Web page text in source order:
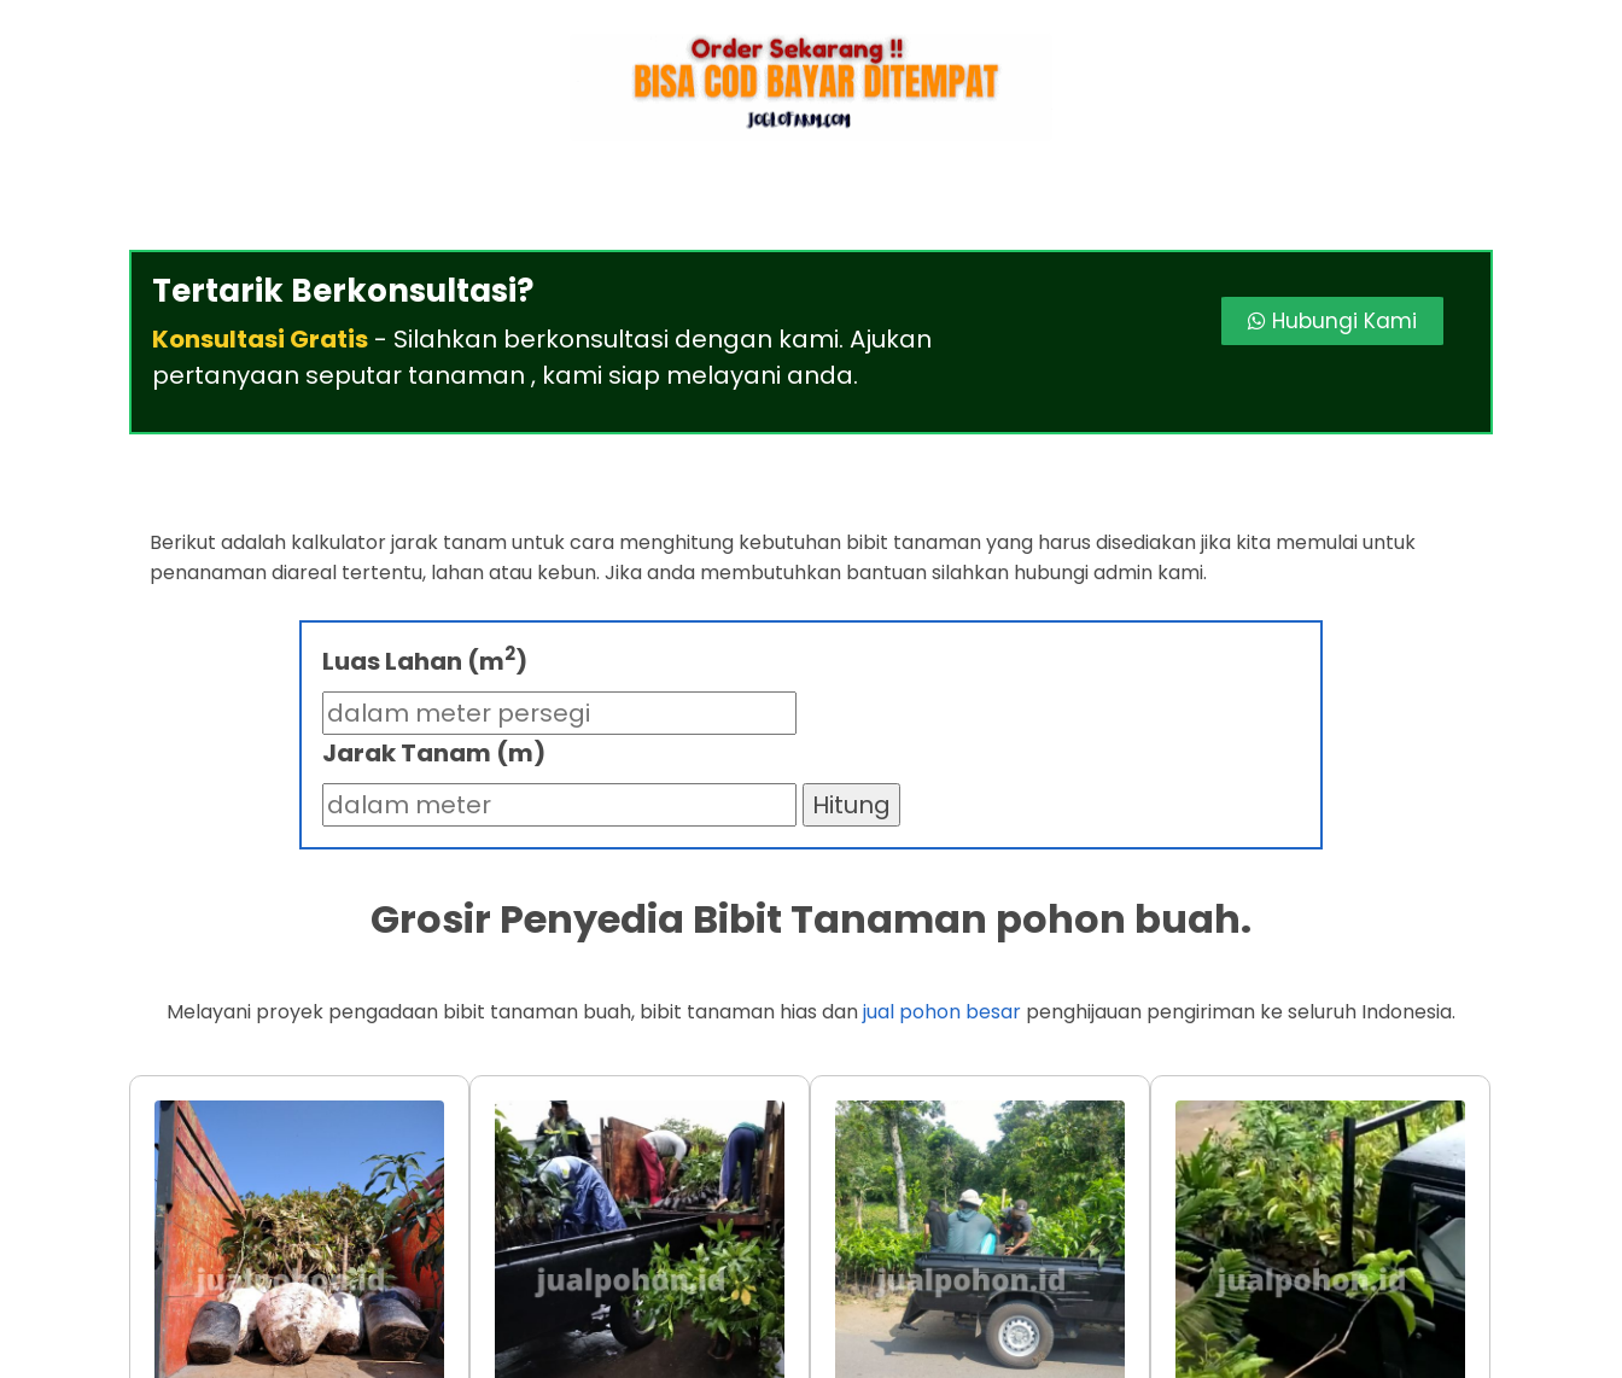
Tertarik Berkonsultasi?
Konsultasi Gratis - Silahkan berkonsultasi dengan kami. Ajukan
pertanyaan seputar tanaman , kami siap melayani anda.
Hubungi Kami
Berikut adalah kalkulator jarak tanam untuk cara menghitung kebutuhan bibit tanaman yang harus disediakan jika kita memulai untuk
penanaman diareal tertentu, lahan atau kebun. Jika anda membutuhkan bantuan silahkan hubungi admin kami.
Luas Lahan (m2)
Jarak Tanam (m)
Hitung
Grosir Penyedia Bibit Tanaman pohon buah.
Melayani proyek pengadaan bibit tanaman buah, bibit tanaman hias danjual pohon besar penghijauan pengiriman ke seluruh Indonesia.